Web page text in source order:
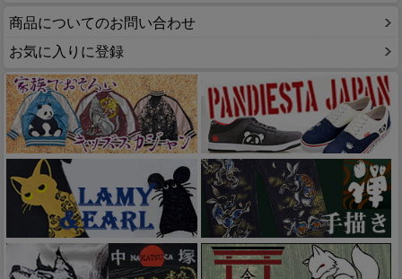
商品についてのお問い合わせ
お気に入りに登録